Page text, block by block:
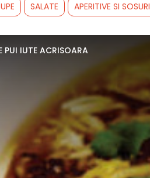
SALATE APERITIVE SI SOSURI
PUI IUTE ACRISOARA